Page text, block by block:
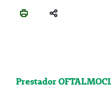
Prestador